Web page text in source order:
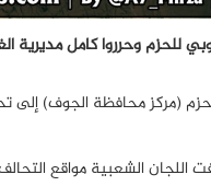
للحزم وحرروا كامل مديرية
(مركز محافظة الجوف) إلى
اللجان الشعبية مواقع